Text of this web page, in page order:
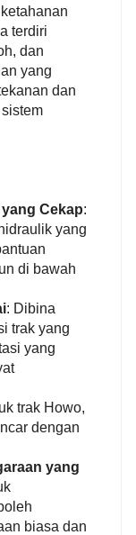
terdiri
dan
yang
dan
Cekap:
yang
di bawah
: Dibina
trak yang
yang
trak Howo,
dengan
yang
biasa dan